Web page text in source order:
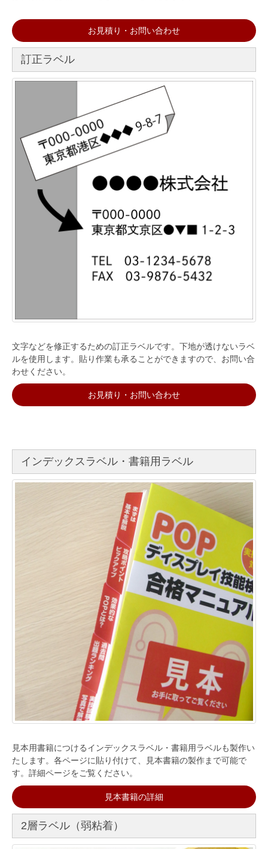
お見積り・お問い合わせ
訂正ラベル
文字などを修正するための訂正ラベルです。下地が透けないラベ
ルを使用します。貼り作業も承ることができますので、お問い合
わせください。
お見積り・お問い合わせ
インデックスラベル・書籍用ラベル
見本用書籍につけるインデックスラベル・書籍用ラベルも製作い
たします。各ページに貼り付けて、見本書籍の製作まで可能で
す。詳細ページをご覧ください。
見本書籍の詳細
2層ラベル（弱粘着）